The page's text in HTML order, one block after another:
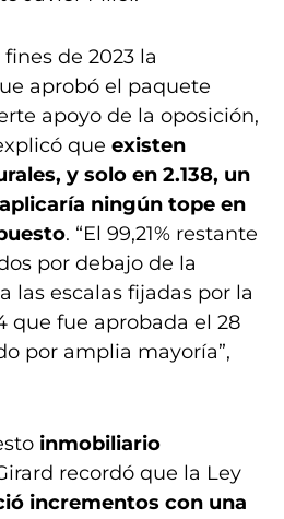
de 2023 la
aprobó el paquete
apoyo de la oposición,
que existen
y solo en 2.138, un
ningún tope en
. “El 99,21% restante
por debajo de la
las escalas fijadas por la
que fue aprobada el 28
por amplia mayoría”,
inmobiliario
recordó que la Ley
incrementos con una